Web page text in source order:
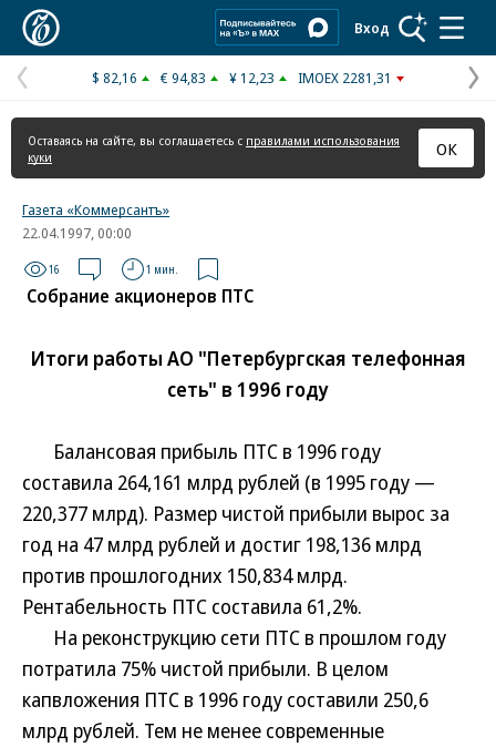
Вход
Предыдущая
страница
$ 82,16 € 94,83 ¥ 12,23 IMOEX 2281,31
Оставаясь на сайте, вы соглашаетесь с правилами использования
куки
ОК
Газета «Коммерсантъ»
22.04.1997, 00:00
16 1 мин.
Собрание акционеров ПТС
Итоги работы АО "Петербургская телефонная
сеть" в 1996 году
Балансовая прибыль ПТС в 1996 году
составила 264,161 млрд рублей (в 1995 году —
220,377 млрд). Размер чистой прибыли вырос за
год на 47 млрд рублей и достиг 198,136 млрд
против прошлогодних 150,834 млрд.
Рентабельность ПТС составила 61,2%.
На реконструкцию сети ПТС в прошлом году
потратила 75% чистой прибыли. В целом
капвложения ПТС в 1996 году составили 250,6
млрд рублей. Тем не менее современные